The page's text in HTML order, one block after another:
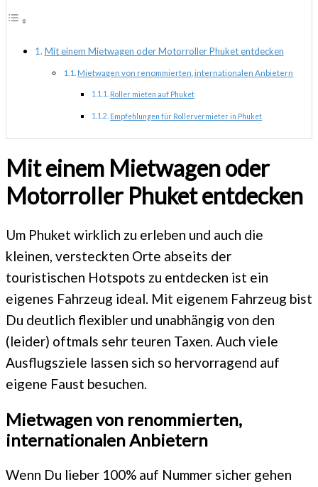
Mit einem Mietwagen oder Motorroller Phuket entdecken
Mietwagen von renommierten, internationalen Anbietern
Roller mieten auf Phuket
Empfehlungen für Rollervermieter in Phuket
Mit einem Mietwagen oder
Motorroller Phuket entdecken
Um Phuket wirklich zu erleben und auch die
kleinen, versteckten Orte abseits der
touristischen Hotspots zu entdecken ist ein
eigenes Fahrzeug ideal. Mit eigenem Fahrzeug bist
Du deutlich flexibler und unabhängig von den
(leider) oftmals sehr teuren Taxen. Auch viele
Ausflugsziele lassen sich so hervorragend auf
eigene Faust besuchen.
Mietwagen von renommierten,
internationalen Anbietern
Wenn Du lieber 100% auf Nummer sicher gehen